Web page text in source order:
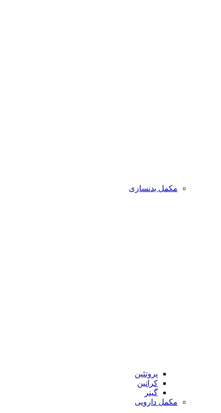
مکمل بدنسازی
پروتئین
کراتین
گینر
مکمل دارویی